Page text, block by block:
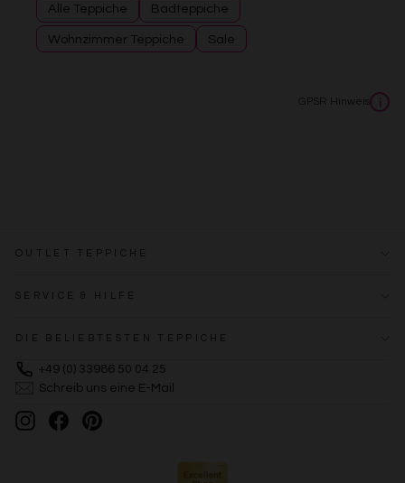
Alle Teppiche Badteppiche
Wohnzimmer Teppiche Sale
GPSR Hinweis i
OUTLET TEPPICHE
SERVICE & HILFE
DIE BELIEBTESTEN TEPPICHE
+49 (0) 33986 50 04 25
Schreib uns eine E-Mail
InstagramFacebookPinterest